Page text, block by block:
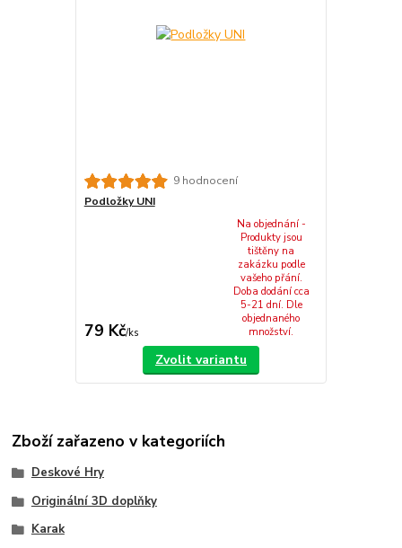
9 hodnocení
Podložky UNI
79 Kč/ks
Na objednání -
Produkty jsou
tištěny na
zakázku podle
vašeho přání.
Doba dodání cca
5-21 dní. Dle
objednaného
množství.
Zvolit variantu
Zboží zařazeno v kategoriích
Deskové Hry
Originální 3D doplňky
Karak